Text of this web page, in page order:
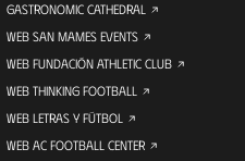
GASTRONOMIC CATHEDRAL
WEB SAN MAMES EVENTS
WEB FUNDACIÓN ATHLETIC CLUB
WEB THINKING FOOTBALL
WEB LETRAS Y FÚTBOL
WEB AC FOOTBALL CENTER